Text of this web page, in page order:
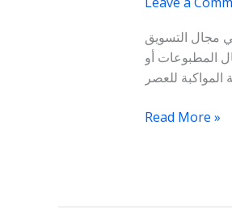
مجال التسويق
المطبوعات أو
التلفزيونيه
مصر
Read More »